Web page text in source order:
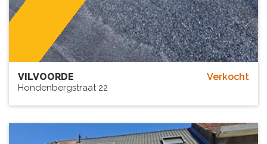
Verkocht
VILVOORDE
Hondenbergstraat 22